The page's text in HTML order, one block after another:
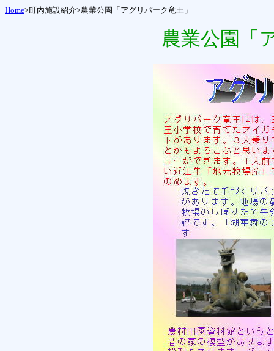
Home>町内施設紹介>農業公園「アグリパーク竜王」
農業公園「